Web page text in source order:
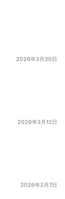
2026年3月30日
2026年3月12日
2026年2月7日